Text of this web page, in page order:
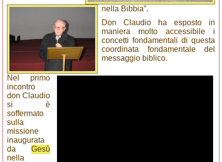
nella Bibbia”.
Don Claudio ha esposto in
maniera molto accessibile i
concetti fondamentali di questa
coordinata fondamentale del
messaggio biblico.
Nel primo
incontro
don Claudio
si è
soffermato
sulla
missione
inaugurata
da Gesù
nella